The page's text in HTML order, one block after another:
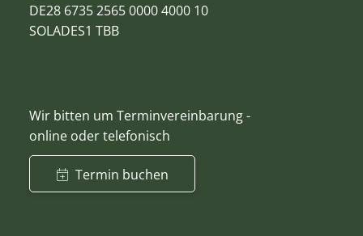
DE28 6735 2565 0000 4000 10
SOLADES1 TBB
Wir bitten um Terminvereinbarung -
online oder telefonisch
Termin buchen